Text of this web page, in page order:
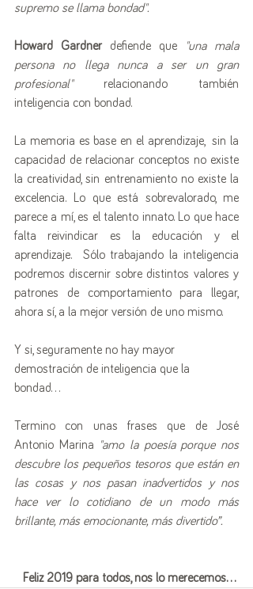
supremo se llama bondad".
Howard Gardner defiende que
"una mala
persona no llega nunca a ser un gran
profesional" relacionando también
inteligencia con bondad.
La memoria es base en el aprendizaje,  sin la
capacidad de relacionar conceptos no existe
la creatividad, sin entrenamiento no existe la
excelencia. Lo que está sobrevalorado, me
parece a mí, es el talento innato. Lo que hace
falta reivindicar es la educación y el
aprendizaje.  Sólo trabajando la inteligencia
podremos discernir sobre distintos valores y
patrones de comportamiento para llegar,
ahora sí, a la mejor versión de uno mismo.
Y si, seguramente no hay mayor
demostración de inteligencia que la
bondad...
Termino con unas frases que de José
Antonio Marina "amo la poesía porque nos
descubre los pequeños tesoros que están en
las cosas y nos pasan inadvertidos y nos
hace ver lo cotidiano de un modo más
brillante, más emocionante, más divertido”.
Feliz 2019 para todos, nos lo merecemos...